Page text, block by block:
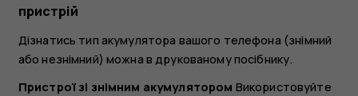
пристрій
Дізнатись тип акумулятора вашого телефона (знімний
або незнімний) можна в друкованому посібнику.
Пристрої зі знімним акумулятором Використовуйте